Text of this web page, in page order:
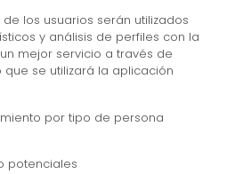
los usuarios serán utilizados
y análisis de perfiles con la
mejor servicio a través de
se utilizará la aplicación
por tipo de persona
potenciales